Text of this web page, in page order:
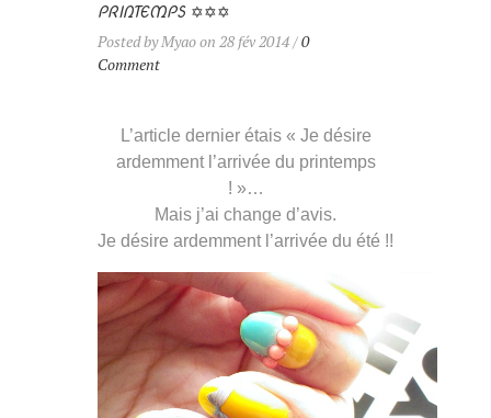
PRINTEMPS ✡✡✡
Posted by Myao on 28 fév 2014 /0
Comment
L’article dernier étais « Je désire
ardemment l’arrivée du printemps
! »…
Mais j’ai change d’avis.
Je désire ardemment l’arrivée du été !!